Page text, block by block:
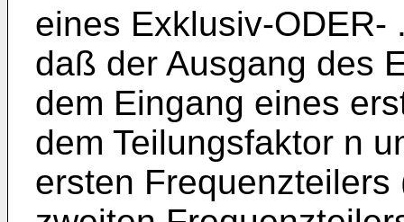
eines Exklusiv-ODER-
daß der Ausgang des
dem Eingang eines
dem Teilungsfaktor n
ersten